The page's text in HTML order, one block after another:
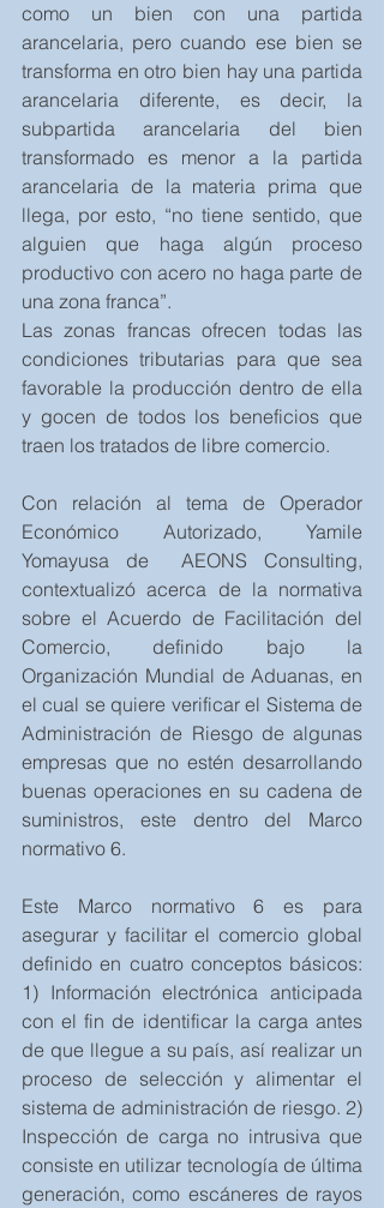
como un bien con una partida
arancelaria, pero cuando ese bien se
transforma en otro bien hay una partida
arancelaria diferente, es decir, la
subpartida arancelaria del bien
transformado es menor a la partida
arancelaria de la materia prima que
llega, por esto, “no tiene sentido, que
alguien que haga algún proceso
productivo con acero no haga parte de
una zona franca”.
Las zonas francas ofrecen todas las
condiciones tributarias para que sea
favorable la producción dentro de ella
y gocen de todos los beneficios que
traen los tratados de libre comercio.
Con relación al tema de Operador
Económico Autorizado, Yamile
Yomayusa de  AEONS Consulting,
contextualizó acerca de la normativa
sobre el Acuerdo de Facilitación del
Comercio, definido bajo la
Organización Mundial de Aduanas, en
el cual se quiere verificar el Sistema de
Administración de Riesgo de algunas
empresas que no estén desarrollando
buenas operaciones en su cadena de
suministros, este dentro del Marco
normativo 6.
Este Marco normativo 6 es para
asegurar y facilitar el comercio global
definido en cuatro conceptos básicos:
1) Información electrónica anticipada
con el fin de identificar la carga antes
de que llegue a su país, así realizar un
proceso de selección y alimentar el
sistema de administración de riesgo. 2)
Inspección de carga no intrusiva que
consiste en utilizar tecnología de última
generación, como escáneres de rayos